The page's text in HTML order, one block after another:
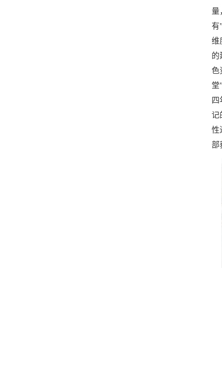
量
有
维
的
色
堂
四
记
性
部